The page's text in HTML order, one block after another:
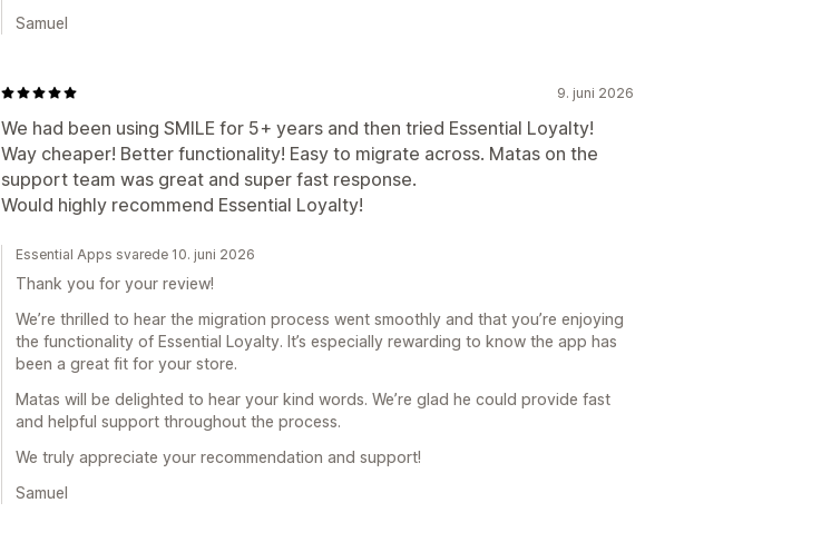
Samuel
9. juni 2026
We had been using SMILE for 5+ years and then tried Essential Loyalty!
Way cheaper! Better functionality! Easy to migrate across. Matas on the
support team was great and super fast response.
Would highly recommend Essential Loyalty!
Essential Apps svarede 10. juni 2026
Thank you for your review!
We’re thrilled to hear the migration process went smoothly and that you’re enjoying
the functionality of Essential Loyalty. It’s especially rewarding to know the app has
been a great fit for your store.
Matas will be delighted to hear your kind words. We’re glad he could provide fast
and helpful support throughout the process.
We truly appreciate your recommendation and support!
Samuel